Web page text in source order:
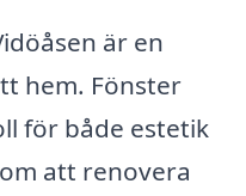
är en
hem. Fönster
för både estetik
att renovera